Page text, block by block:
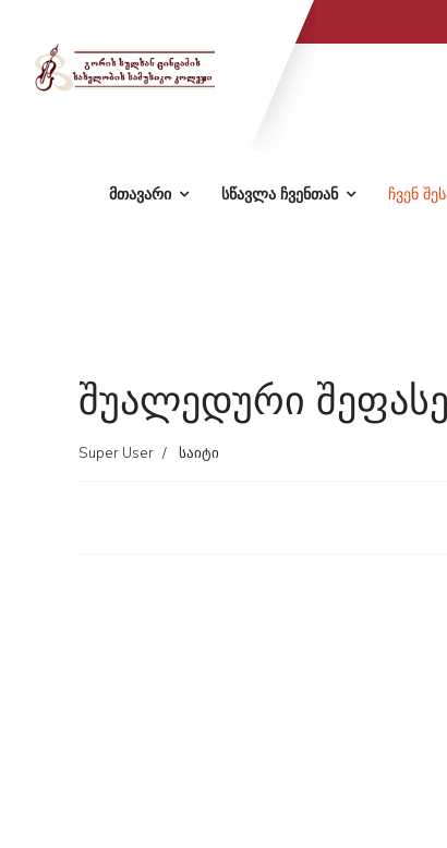
მთავარი სწავლა ჩვენთან ჩვენ
შუალედური
Super User საიტი